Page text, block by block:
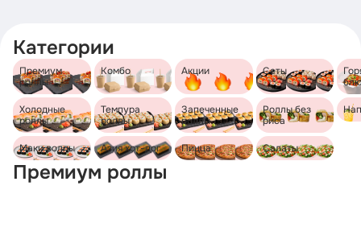
Категории
Премиум
роллы
Комбо Акции Сеты
Холодные
роллы
Темпура
роллы
Запеченные
роллы
Роллы без
риса
Маки роллы Азия хот-дог Пицца Салаты
Премиум роллы